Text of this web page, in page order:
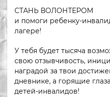
СТАНЬ ВОЛОНТЕРОМ
и помоги ребенку-
лагере!
У тебя будет тысяча
свою отзывчивость,
наградой за твои
дневнике, а горящие
детей-инвалидов!